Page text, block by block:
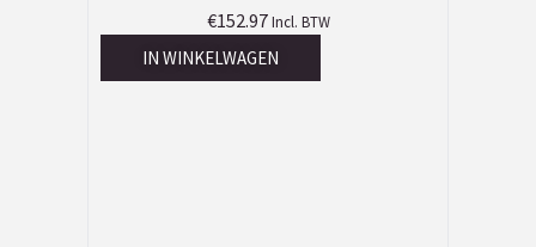
€152.97 Incl. BTW
IN WINKELWAGEN